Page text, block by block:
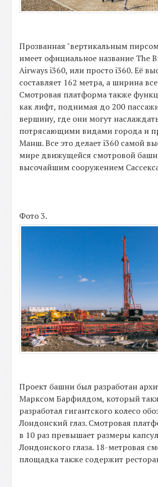
Прозванная "вертикальным
имеет официальное название The
Airways i360, или просто i360. Её
составляет 162 метра, а ширина
Смотровая платформа также
как лифт, поднимая до 200
вершину, где они могут
потрясающими видами города и
Манш. Все это делает i360 самой
мире движущейся смотровой
высочайшим сооружением
Фото 3.
Проект башни был разработан
Марксом Барфилдом, который
разработал гигантского колесо
Лондонский глаз. Смотровая
в 10 раз превышает размеры
Лондонского глаза. 18-метровая
площадка также содержит